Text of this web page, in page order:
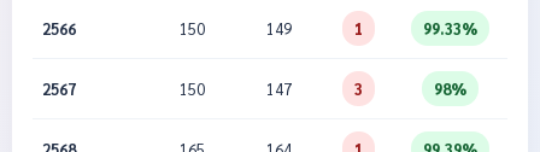
2566 150 149 1 99.33%
2567 150 147 3 98%